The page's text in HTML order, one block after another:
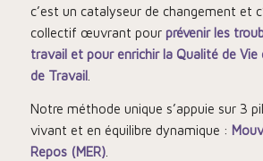
c’est un catalyseur de changement et
collectif œuvrant pour prévenir les
travail et pour enrichir la Qualité de Vie
de Travail.
Notre méthode unique s’appuie sur 3
vivant et en équilibre dynamique :
Repos (MER).